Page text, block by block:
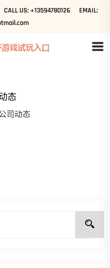
CALL US: +13594780126
EMAIL:
态
司动态